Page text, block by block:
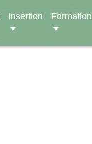
Insertion Formation